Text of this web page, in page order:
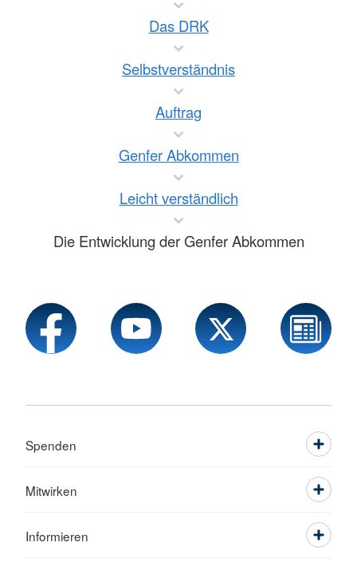
Das DRK
Selbstverständnis
Auftrag
Genfer Abkommen
Leicht verständlich
Die Entwicklung der Genfer Abkommen
Spenden
Mitwirken
Informieren